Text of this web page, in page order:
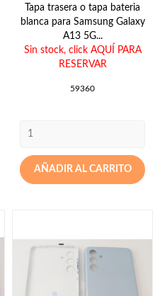
Tapa trasera o tapa bateria
blanca para Samsung Galaxy
A13 5G...
Sin stock, click AQUÍ PARA
RESERVAR
59360
AÑADIR AL CARRITO